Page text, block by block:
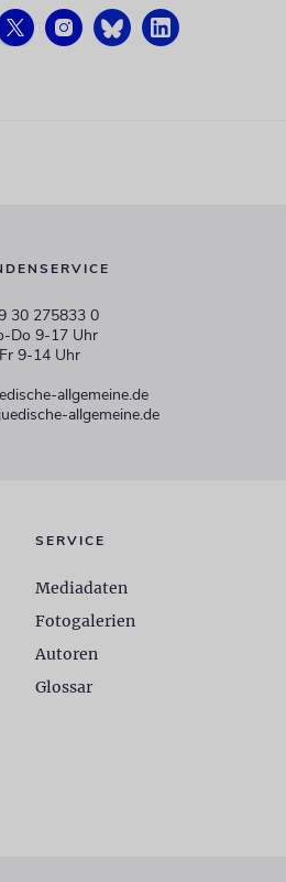
30 275833 0
Do 9-17 Uhr
Fr 9-14 Uhr
allgemeine.de
allgemeine.de
SERVICE
Mediadaten
Fotogalerien
Autoren
Glossar